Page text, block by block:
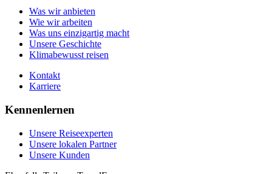
Kontakt
Karriere
Unsere Kunden
Was wir anbieten
Wie wir arbeiten
Was uns einzigartig macht
Unsere Geschichte
Klimabewusst reisen
Kontakt
Karriere
Kennenlernen
Unsere Reiseexperten
Unsere lokalen Partner
Unsere Kunden